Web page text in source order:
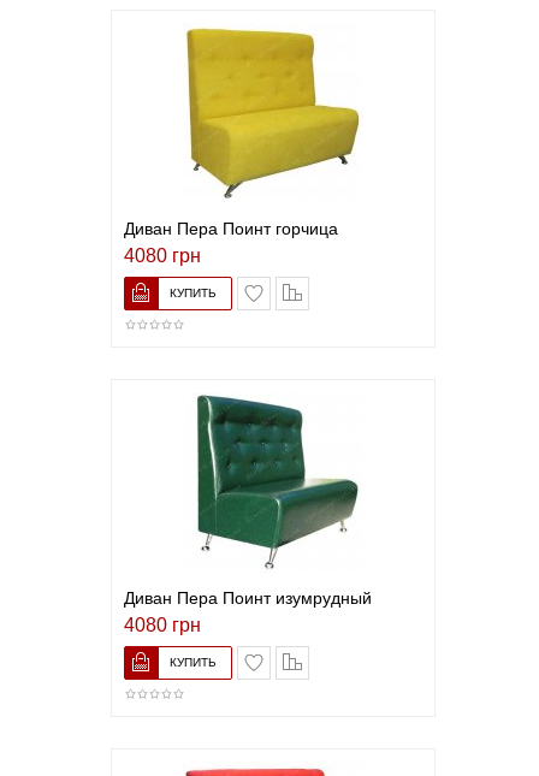
Диван Пера Поинт горчица
4080 грн
В список желаний
Диван Пера Поинт изумрудный
4080 грн
В список желаний